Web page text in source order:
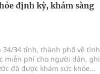
định kỳ, khám sàng
34/34 tỉnh, thành phố về tình
miễn phí cho người dân, ghi
đã được khám sức khỏe